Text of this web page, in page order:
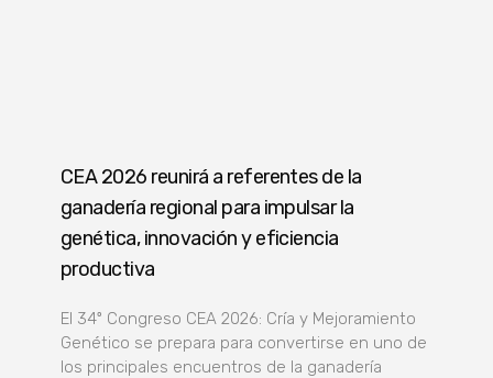
CEA 2026 reunirá a referentes de la
ganadería regional para impulsar la
genética, innovación y eficiencia
productiva
El 34º Congreso CEA 2026: Cría y Mejoramiento
Genético se prepara para convertirse en uno de
los principales encuentros de la ganadería